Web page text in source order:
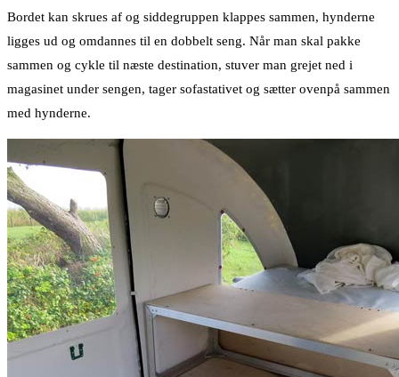
Bordet kan skrues af og siddegruppen klappes sammen, hynderne
ligges ud og omdannes til en dobbelt seng. Når man skal pakke
sammen og cykle til næste destination, stuver man grejet ned i
magasinet under sengen, tager sofastativet og sætter ovenpå sammen
med hynderne.